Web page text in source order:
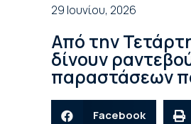
29 Ιουνίου, 2026
Από την
δίνουν
παραστάσεων
Facebook